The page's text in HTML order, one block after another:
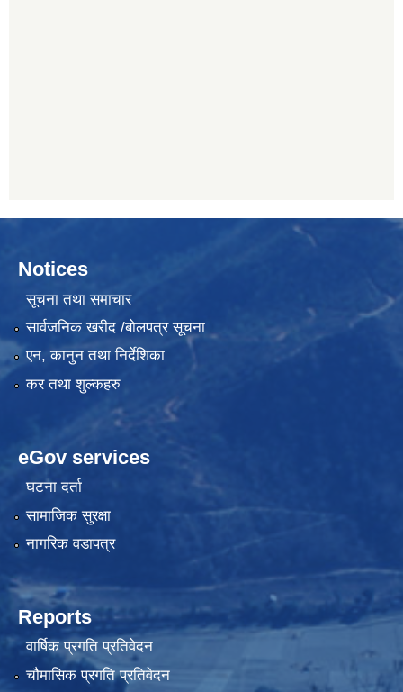
Notices
सूचना तथा समाचार
सार्वजनिक खरीद /बोलपत्र सूचना
एन, कानुन तथा निर्देशिका
कर तथा शुल्कहरु
eGov services
घटना दर्ता
सामाजिक सुरक्षा
नागरिक वडापत्र
Reports
वार्षिक प्रगति प्रतिवेदन
चौमासिक प्रगति प्रतिवेदन